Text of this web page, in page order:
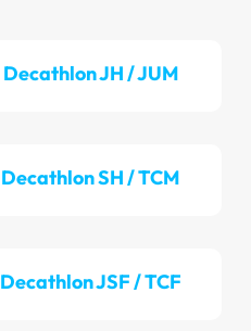
Decathlon JH / JUM
Decathlon SH / TCM
Decathlon JSF / TCF